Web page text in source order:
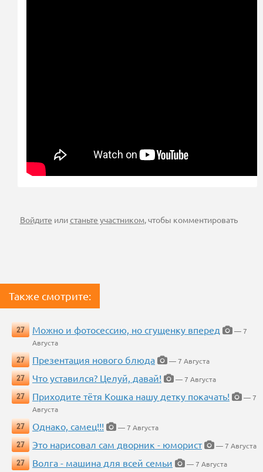
Войдите илистаньте участником, чтобы комментировать
Также смотрите:
27 Можно и фотосессию, но сгущенку вперед
— 7
Августа
27
Презентация нового блюда
— 7 Августа
27
Что уставился? Целуй, давай!
— 7 Августа
27
Приходите тётя Кошка нашу детку покачать!
— 7
Августа
27
Однако, самец!!!
— 7 Августа
27
Это нарисовал сам дворник - юморист
— 7 Августа
27
Волга - машина для всей семьи
— 7 Августа